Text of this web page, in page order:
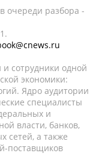
очереди разбора -
сотрудники одной
экономики:
Ядро аудитории
специалисты
и
власти, банков,
сетей, а также
поставщиков